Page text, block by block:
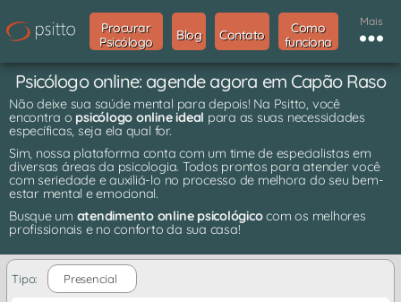
Procurar
Psicólogo
Blog Contato
Como
funciona
Mais
Psicólogo online: agende agora em Capão Raso
Não deixe sua saúde mental para depois! Na Psitto, você
encontra o psicólogo online ideal para as suas necessidades
específicas, seja ela qual for.
Sim, nossa plataforma conta com um time de especialistas em
diversas áreas da psicologia. Todos prontos para atender você
com seriedade e auxiliá-lo no processo de melhora do seu bem-
estar mental e emocional.
Busque um atendimento online psicológicocom os melhores
profissionais e no conforto da sua casa!
Tipo: Presencial